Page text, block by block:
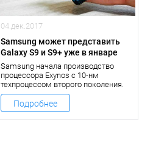
04.дек.2017
Samsung может представить
Galaxy S9 и S9+ уже в январе‍
Samsung начала производство
процессора Exynos с 10-нм
техпроцессом второго поколения.
Речь идет о процессоре Exynos
9810, который наряду со
Snapdragon 845 будет установлен в
Galaxy S9 и S9+.
Подробнее